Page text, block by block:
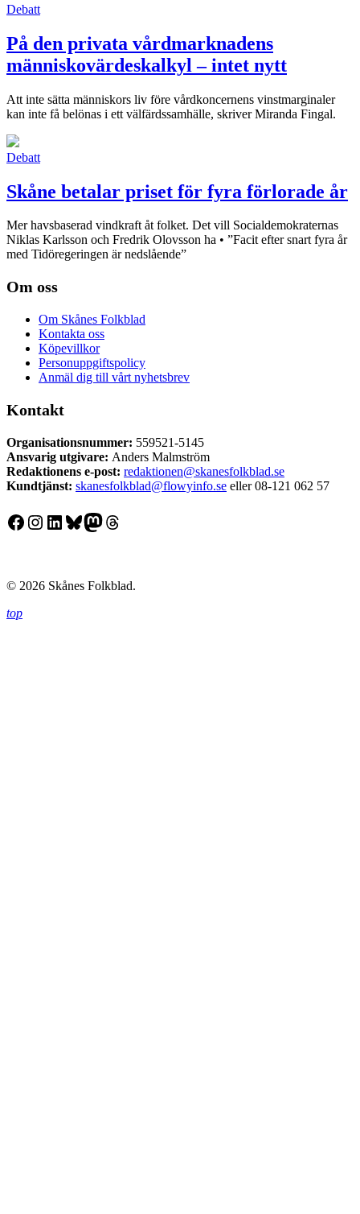
Debatt
På den privata vårdmarknadens
människovärdeskalkyl – intet nytt
Att inte sätta människors liv före vårdkoncernens vinstmarginaler
kan inte få belönas i ett välfärdssamhälle, skriver Miranda Fingal.
Debatt
Skåne betalar priset för fyra förlorade år
Mer havsbaserad vindkraft åt folket. Det vill Socialdemokraternas
Niklas Karlsson och Fredrik Olovsson ha • ”Facit efter snart fyra år
med Tidöregeringen är nedslående”
Om oss
Om Skånes Folkblad
Kontakta oss
Köpevillkor
Personuppgiftspolicy
Anmäl dig till vårt nyhetsbrev
Kontakt
Organisationsnummer: 559521-5145
Ansvarig utgivare: Anders Malmström
Redaktionens e-post: redaktionen@skanesfolkblad.se
Kundtjänst: skanesfolkblad@flowyinfo.se eller 08-121 062 57
Facebook
Instagram
LinkedIn
Bluesky
Mastodon
Threads
© 2026 Skånes Folkblad.
top